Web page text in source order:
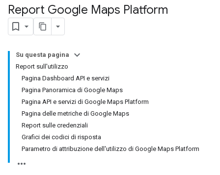
Report Google Maps Platform
Su questa pagina
Report sull'utilizzo
Pagina Dashboard API e servizi
Pagina Panoramica di Google Maps
Pagina API e servizi di Google Maps Platform
Pagina delle metriche di Google Maps
Report sulle credenziali
Grafici dei codici di risposta
Parametro di attribuzione dell'utilizzo di Google Maps Platform